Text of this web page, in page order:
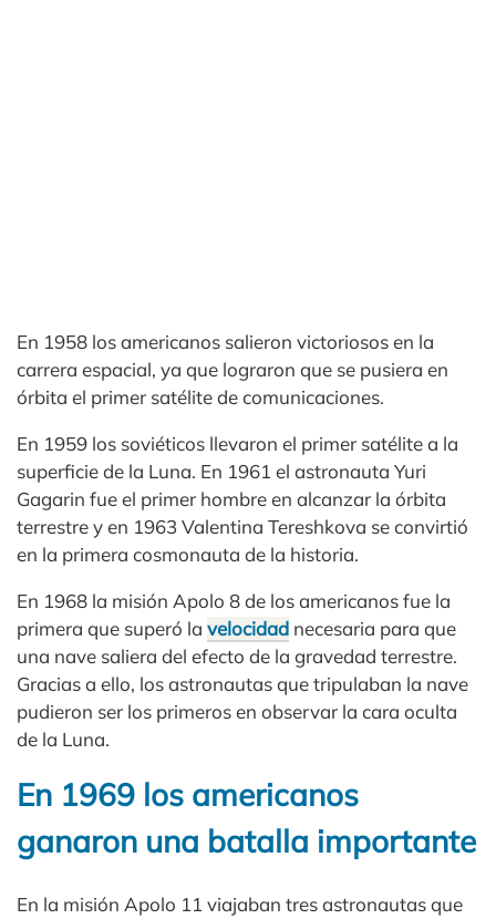
En 1958 los americanos salieron victoriosos en la
carrera espacial, ya que lograron que se pusiera en
órbita el primer satélite de comunicaciones.
En 1959 los soviéticos llevaron el primer satélite a la
superficie de la Luna. En 1961 el astronauta Yuri
Gagarin fue el primer hombre en alcanzar la órbita
terrestre y en 1963 Valentina Tereshkova se convirtió
en la primera cosmonauta de la historia.
En 1968 la misión Apolo 8 de los americanos fue la
primera que superó la velocidad necesaria para que
una nave saliera del efecto de la gravedad terrestre.
Gracias a ello, los astronautas que tripulaban la nave
pudieron ser los primeros en observar la cara oculta
de la Luna.
En 1969 los americanos
ganaron una batalla importante
En la misión Apolo 11 viajaban tres astronautas que